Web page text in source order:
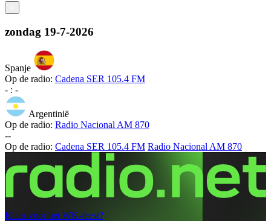
zondag 19-7-2026
Spanje
Op de radio: Cadena SER 105.4 FM
- : -
Argentinië
Op de radio: Radio Nacional AM 870
--
Op de radio: Cadena SER 105.4 FM Radio Nacional AM 870
Klaar voor het WK-feest?